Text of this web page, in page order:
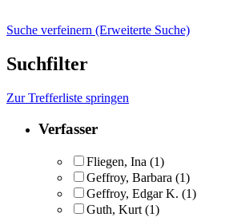
Suche verfeinern (Erweiterte Suche)
Suchfilter
Zur Trefferliste springen
Verfasser
Fliegen, Ina (1)
Geffroy, Barbara (1)
Geffroy, Edgar K. (1)
Guth, Kurt (1)